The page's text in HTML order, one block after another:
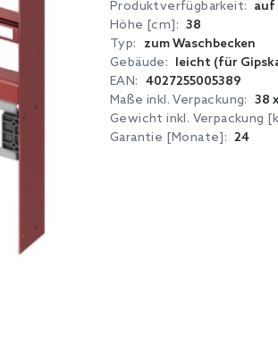
Produktverfügbarkeit: auf
Höhe [cm]: 38
Typ:
zum Waschbecken
Gebäude: leicht (für
EAN: 4027255005389
Maße inkl. Verpackung: 38
Gewicht inkl. Verpackung
Garantie [Monate]: 24